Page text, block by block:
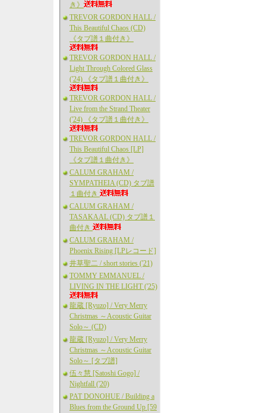
き》
TREVOR GORDON HALL /
This Beautiful Chaos (CD)
《タブ譜１曲付き》
TREVOR GORDON HALL /
Light Through Colored Glass
('24) 《タブ譜１曲付き》
TREVOR GORDON HALL /
Live from the Strand Theater
('24) 《タブ譜１曲付き》
TREVOR GORDON HALL /
This Beautiful Chaos [LP]
《タブ譜１曲付き》
CALUM GRAHAM /
SYMPATHEIA (CD) タブ譜
１曲付き
CALUM GRAHAM /
TASAKAAL (CD) タブ譜１
曲付き
CALUM GRAHAM /
Phoenix Rising [LPレコード]
井草聖二 / short stories ('21)
TOMMY EMMANUEL /
LIVING IN THE LIGHT ('25)
龍蔵 [Ryuzo] / Very Merry
Christmas ～Acoustic Guitar
Solo～ (CD)
龍蔵 [Ryuzo] / Very Merry
Christmas ～Acoustic Guitar
Solo～ [タブ譜]
伍々慧 [Satoshi Gogo] /
Nightfall ('20)
PAT DONOHUE / Building a
Blues from the Ground Up [59